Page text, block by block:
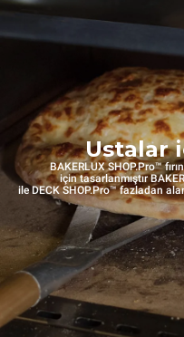
Ustalar
BAKERLUX SHOP.Pro™
için tasarlanmıştır
ile DECK SHOP.Pro™ fazladan